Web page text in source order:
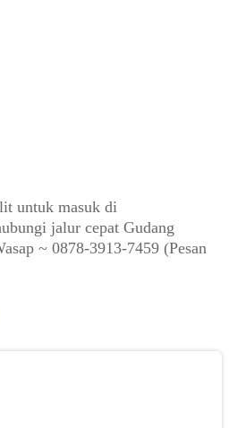
untuk masuk di
jalur cepat Gudang
~ 0878-3913-7459 (Pesan